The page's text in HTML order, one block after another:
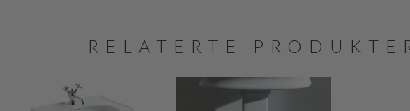
RELATERTE